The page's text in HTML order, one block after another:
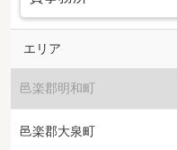
エリア
邑楽郡明和町
邑楽郡大泉町